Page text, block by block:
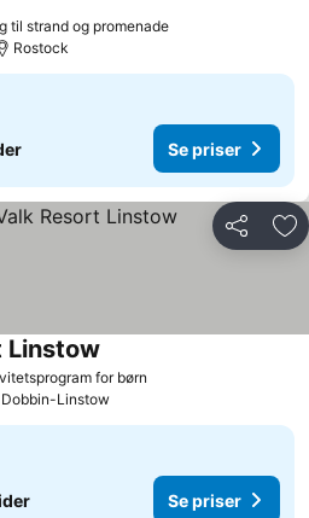
til strand og promenade
Rostock
Se priser
Del
for børn
Linstow
Dobbin-Linstow
Se priser